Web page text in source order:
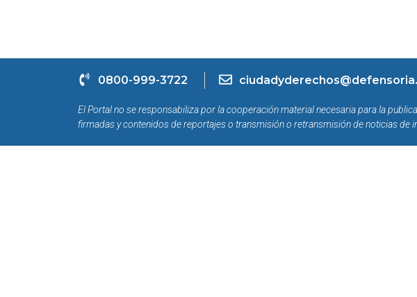
0800-999-3722
El Portal no se responsabiliza por la cooperación material necesaria para la
firmadas y contenidos de reportajes o transmisión o retransmisión de noticias de